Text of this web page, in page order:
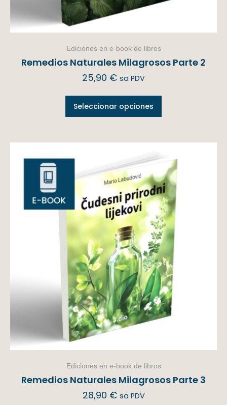
Ediciones en e-book de libros
Remedios Naturales Milagrosos Parte 2
25,90 € sa PDV
Seleccionar opciones
Ediciones en e-book de libros
Remedios Naturales Milagrosos Parte 3
28,90 € sa PDV